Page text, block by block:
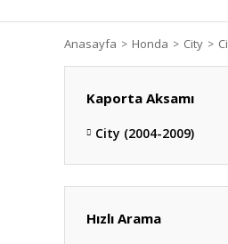
Anasayfa Honda City
Kaporta Aksamı
City (2004-2009)
Hızlı Arama